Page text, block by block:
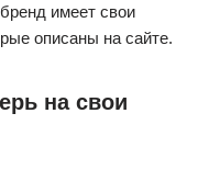
имеет свои
описаны на сайте.
на свои